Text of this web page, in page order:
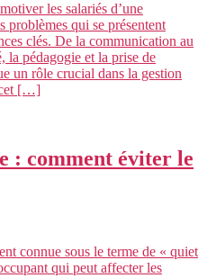
les salariés d’une
problèmes qui se présentent
clés. De la communication au
la pédagogie et la prise de
un rôle crucial dans la gestion
cet […]
: comment éviter le
connue sous le terme de « quiet
qui peut affecter les